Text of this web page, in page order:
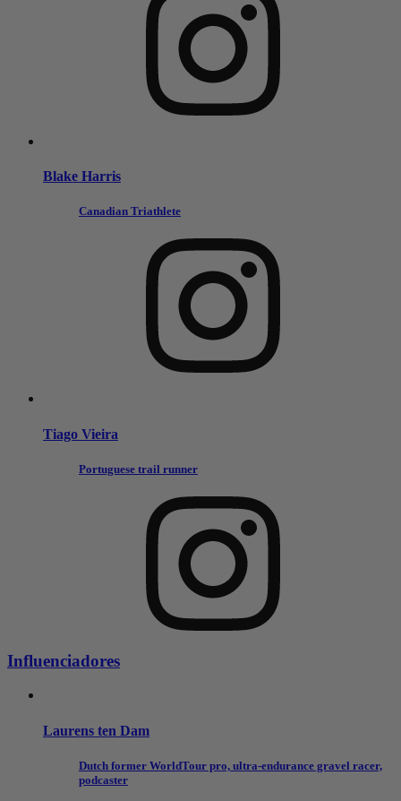
Blake Harris
Canadian Triathlete
Tiago Vieira
Portuguese trail runner
Influenciadores
Laurens ten Dam
Dutch former WorldTour pro, ultra-endurance gravel racer,
podcaster